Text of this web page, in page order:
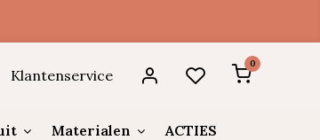
Klantenservice
0
Materialen ACTIES